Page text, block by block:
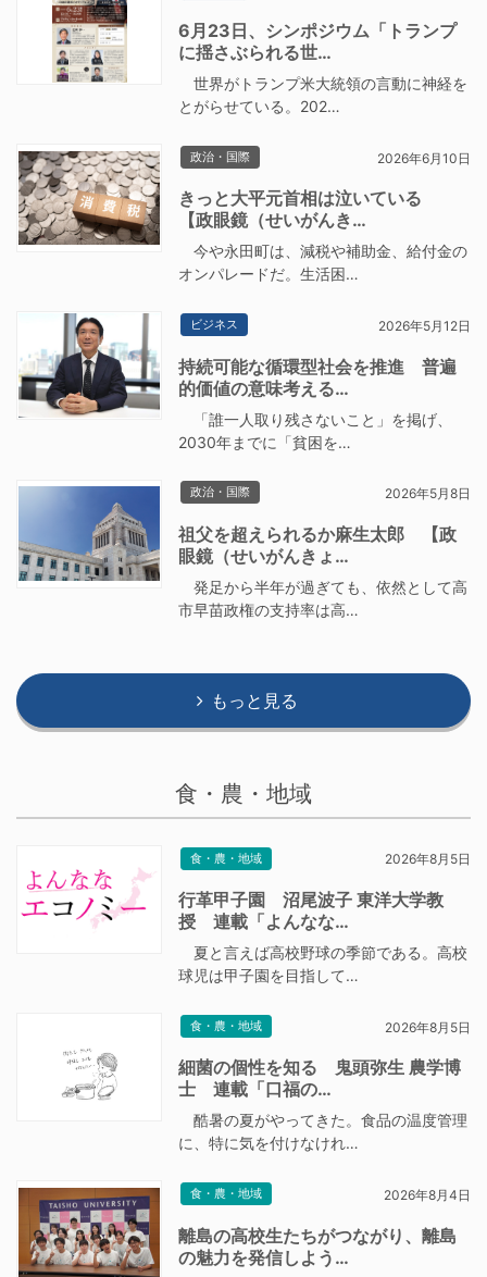
6月23日、シンポジウム「トランプ
に揺さぶられる世…
世界がトランプ米大統領の言動に神経を
とがらせている。202…
政治・国際 2026年6月10日
きっと大平元首相は泣いている
【政眼鏡（せいがんき…
今や永田町は、減税や補助金、給付金の
オンパレードだ。生活困…
ビジネス 2026年5月12日
持続可能な循環型社会を推進 普遍
的価値の意味考える…
「誰一人取り残さないこと」を掲げ、
2030年までに「貧困を…
政治・国際 2026年5月8日
祖父を超えられるか麻生太郎 【政
眼鏡（せいがんきょ…
発足から半年が過ぎても、依然として高
市早苗政権の支持率は高…
もっと見る
食・農・地域
食・農・地域 2026年8月5日
行革甲子園 沼尾波子 東洋大学教
授 連載「よんなな…
夏と言えば高校野球の季節である。高校
球児は甲子園を目指して…
食・農・地域 2026年8月5日
細菌の個性を知る 鬼頭弥生 農学博
士 連載「口福の…
酷暑の夏がやってきた。食品の温度管理
に、特に気を付けなけれ…
食・農・地域 2026年8月4日
離島の高校生たちがつながり、離島
の魅力を発信しよう…